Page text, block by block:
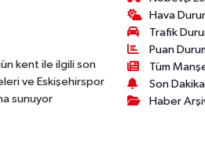
kent ile ilgili son
ve Eskişehirspor
sunuyor
Hava
Trafik
Puan
Tüm
Son
Haber